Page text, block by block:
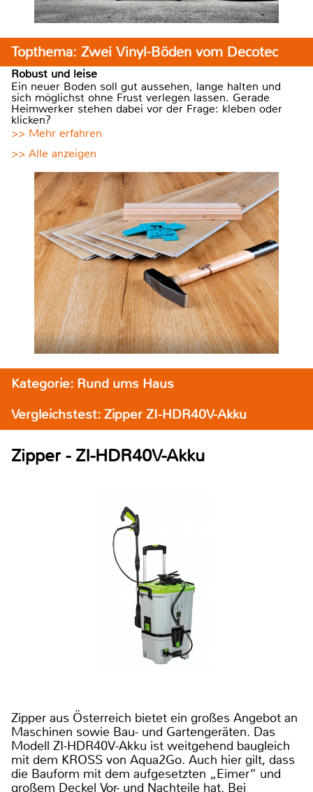
Topthema: Zwei Vinyl-Böden vom Decotec
Robust und leise
Ein neuer Boden soll gut aussehen, lange halten und
sich möglichst ohne Frust verlegen lassen. Gerade
Heimwerker stehen dabei vor der Frage: kleben oder
klicken?
>> Mehr erfahren
>> Alle anzeigen
Kategorie: Rund ums Haus
Vergleichstest: Zipper ZI-HDR40V-Akku
Zipper - ZI-HDR40V-Akku
Zipper aus Österreich bietet ein großes Angebot an
Maschinen sowie Bau- und Gartengeräten. Das
Modell ZI-HDR40V-Akku ist weitgehend baugleich
mit dem KROSS von Aqua2Go. Auch hier gilt, dass
die Bauform mit dem aufgesetzten „Eimer“ und
großem Deckel Vor- und Nachteile hat. Bei